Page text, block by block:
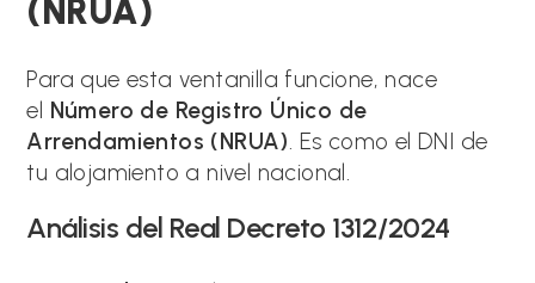
(NRUA)
Para que esta ventanilla funcione, nace
el Número de Registro Único de
Arrendamientos (NRUA). Es como el DNI de
tu alojamiento a nivel nacional.
Análisis del Real Decreto 1312/2024